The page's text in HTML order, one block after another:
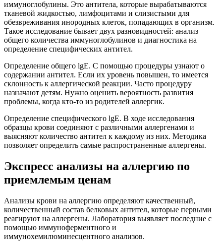
иммуноглобулины. Это антитела, которые вырабатываются
тканевой жидкостью, лимфоцитами и слизистыми для
обезвреживания инородных клеток, попадающих в организм.
Такое исследование бывает двух разновидностей: анализ
общего количества иммуноглобулинов и диагностика на
определение специфических антител.
Определение общего lgE. С помощью процедуры узнают о
содержании антител. Если их уровень повышен, то имеется
склонность к аллергической реакции. Часто процедуру
назначают детям. Нужно оценить вероятность развития
проблемы, когда кто-то из родителей аллергик.
Определение специфического lgE. В ходе исследования
образцы крови соединяют с различными аллергенами и
выясняют количество антител к каждому из них. Методика
позволяет определить самые распространенные аллергены.
Экспресс анализы на аллергию по
приемлемым ценам
Анализы крови на аллергию определяют качественный,
количественный состав белковых антител, которые первыми
реагируют на аллергены. Лаборатория выявляет последние с
помощью иммуноферментного и
иммунохемилюминесцентного анализов.